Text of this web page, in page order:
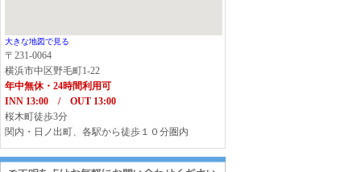
大きな地図で見る
〒231-0064
横浜市中区野毛町1-22
年中無休・24時間利用可
INN 13:00 / OUT 13:00
桜木町徒歩3分
関内・日ノ出町、各駅から徒歩１０分圏内